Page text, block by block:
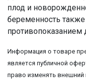
плод и
беременность
противопоказанием
Информация о товаре
является публичной
право изменять внешний